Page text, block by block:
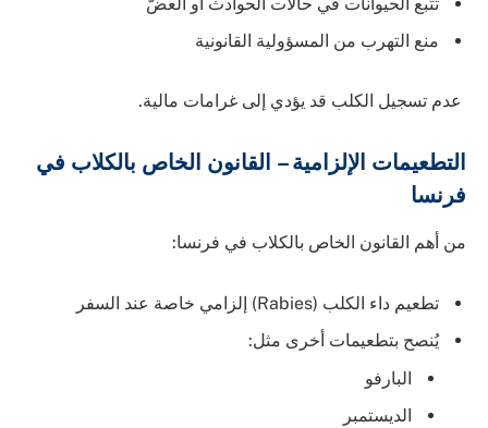
منع التهرب من المسؤولية القانونية
عدم تسجيل الكلب قد يؤدي إلى غرامات مالية.
التطعيمات الإلزامية – القانون الخاص بالكلاب في
فرنسا
من أهم القانون الخاص بالكلاب في فرنسا:
تطعيم داء الكلب (Rabies) إلزامي خاصة عند السفر
يُنصح بتطعيمات أخرى مثل:
البارفو
الديستمبر